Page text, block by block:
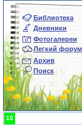
Библиотека
Дневники
Фотогалереи
Легкий форум
Архив
Поиск
10